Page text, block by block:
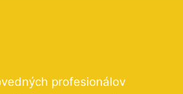
profesionálov